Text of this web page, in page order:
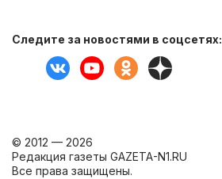
Следите за новостями в соцсетях:
© 2012 — 2026
Редакция газеты GAZETA-N1.RU
Все права защищены.